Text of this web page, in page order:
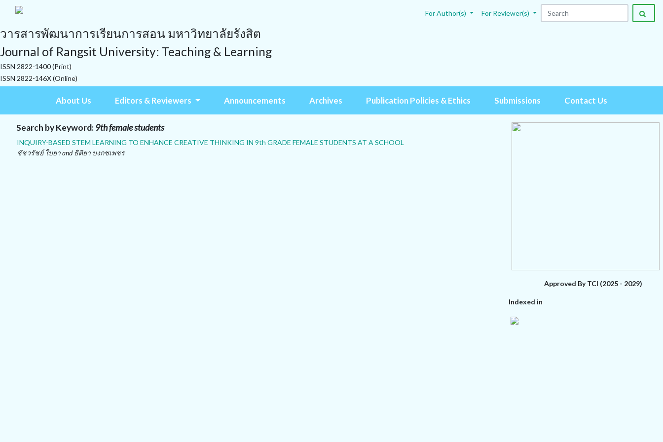
For Author(s) For Reviewer(s)
วารสารพัฒนาการเรียนการสอน มหาวิทยาลัยรังสิต
Journal of Rangsit University: Teaching & Learning
ISSN 2822-1400 (Print)
ISSN 2822-146X (Online)
About Us Editors & Reviewers Announcements Archives Publication Policies & Ethics Submissions Contact Us
Search by Keyword:9th female students
INQUIRY-BASED STEM LEARNING TO ENHANCE CREATIVE THINKING IN 9th GRADE FEMALE STUDENTS AT A SCHOOL
ชัชวรัชย์ ใบยา and ธิติยา บงกชเพชร
Approved By TCI (2025 - 2029)
Indexed in